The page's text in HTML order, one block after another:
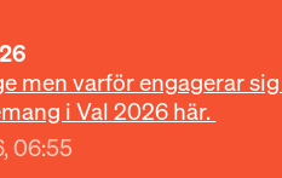
men varför engagerar
i Val 2026 här.
06:55